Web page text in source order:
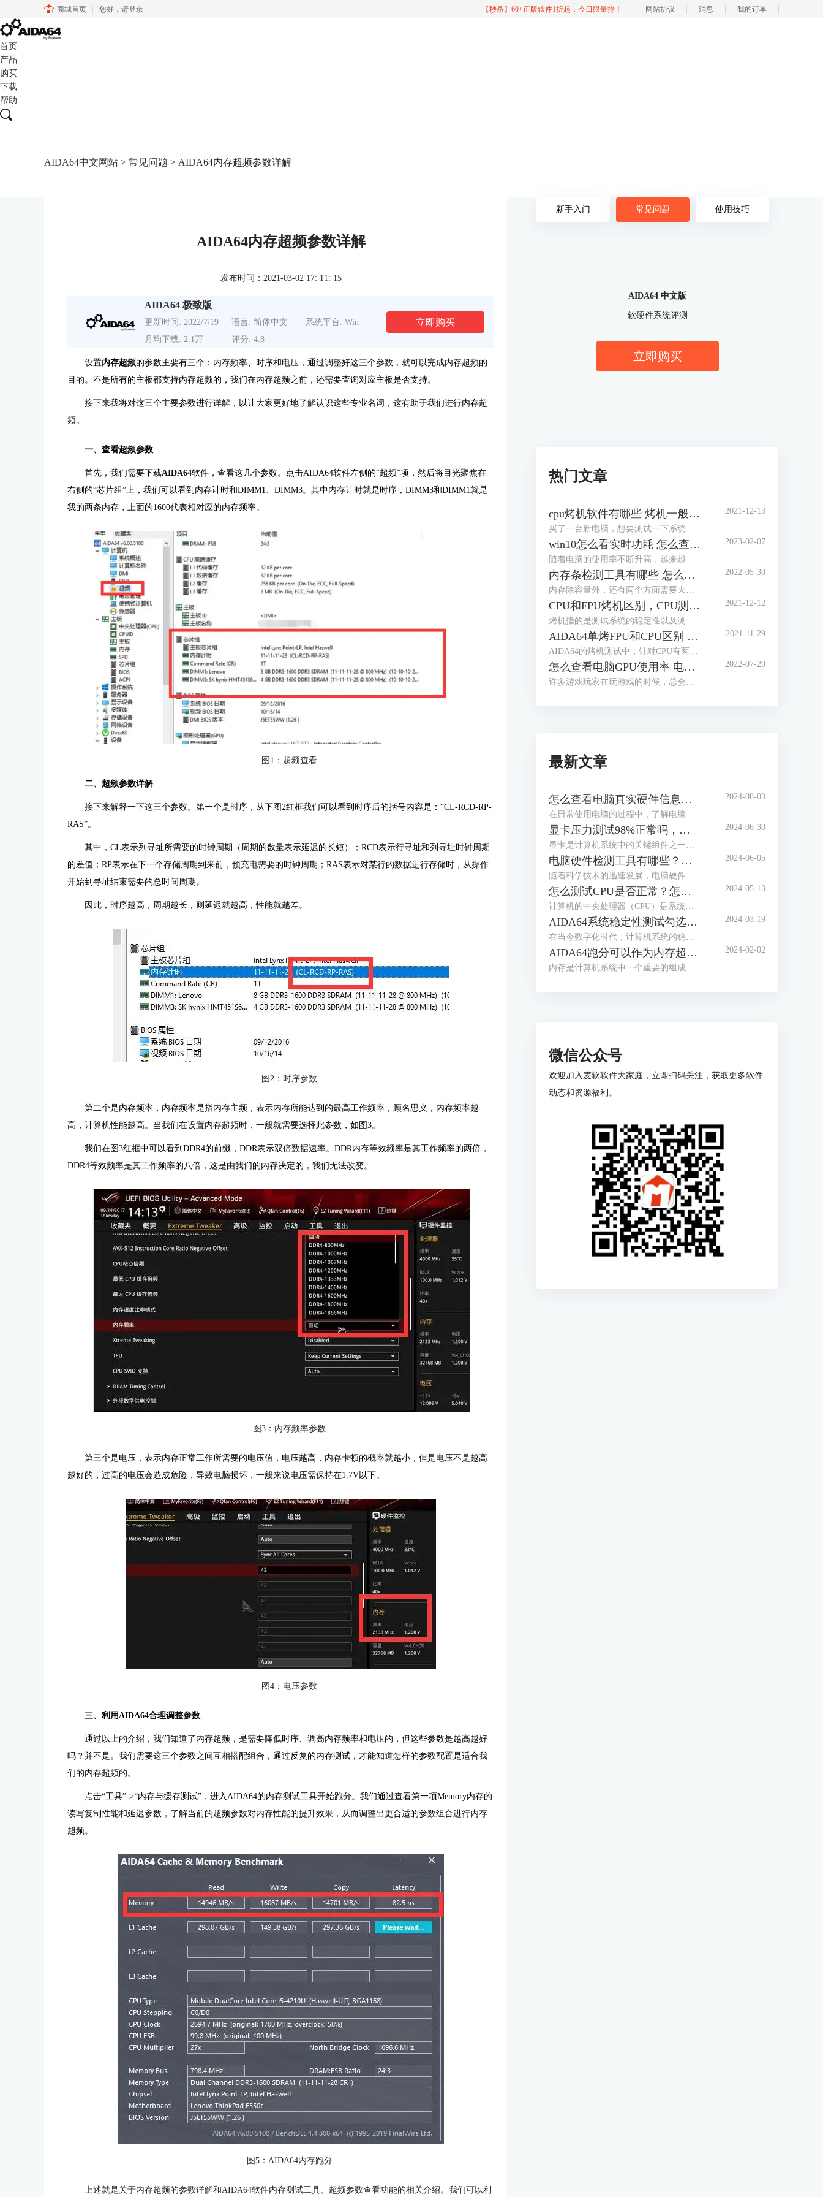
商城首页 您好， 请登录 【秒杀】60+正版软件1折起，今日限量抢！ 网站协议 消息 我的订单
首页
产品
购买
下载
帮助
AIDA64中文网站 > 常见问题 > AIDA64内存超频参数详解
AIDA64内存超频参数详解
发布时间：2021-03-02 17: 11: 15
AIDA64 极致版
更新时间: 2022/7/19 语言: 简体中文
系统平台: Win
月均下载: 2.1万
评分: 4.8
立即购买
设置内存超频的参数主要有三个：内存频率、时序和电压，通过调整好这三个参数，就可以完成内存超频的
目的。不是所有的主板都支持内存超频的，我们在内存超频之前，还需要查询对应主板是否支持。
接下来我将对这三个主要参数进行详解，以让大家更好地了解认识这些专业名词，这有助于我们进行内存超
频。
一、查看超频参数
首先，我们需要下载AIDA64软件，查看这几个参数。点击AIDA64软件左侧的“超频”项，然后将目光聚焦在
右侧的“芯片组”上，我们可以看到内存计时和DIMM1、DIMM3。其中内存计时就是时序，DIMM3和DIMM1就是
我的两条内存，上面的1600代表相对应的内存频率。
图1：超频查看
二、超频参数详解
接下来解释一下这三个参数。第一个是时序，从下图2红框我们可以看到时序后的括号内容是：“CL-RCD-RP-
RAS”。
其中，CL表示列寻址所需要的时钟周期（周期的数量表示延迟的长短）；RCD表示行寻址和列寻址时钟周期
的差值；RP表示在下一个存储周期到来前，预充电需要的时钟周期；RAS表示对某行的数据进行存储时，从操作
开始到寻址结束需要的总时间周期。
因此，时序越高，周期越长，则延迟就越高，性能就越差。
图2：时序参数
第二个是内存频率，内存频率是指内存主频 ，表示内存所能达到的最高工作频率，顾名思义，内存频率越
高，计算机性能越高。当我们在设置内存超频时，一般就需要选择此参数，如图3。
我们在图3红框中可以看到DDR4的前缀，DDR表示双倍数据速率。 DDR内存等效频率是其工作频率的两倍，
DDR4等效频率是其工作频率的八倍，这是由我们的内存决定的，我们无法改变。
图3：内存频率参数
第三个是电压，表示内存正常工作所需要的电压值，电压越高，内存卡顿的概率就越小，但是电压不是越高
越好的，过高的电压会造成危险，导致电脑损坏，一般来说电压需保持在1.7V以下。
图4：电压参数
三、利用AIDA64合理调整参数
通过以上的介绍，我们知道了内存超频，是需要降低时序、调高内存频率和电压的，但这些参数是越高越好
吗？并不是。我们需要这三个参数之间互相搭配组合，通过反复的内存测试，才能知道怎样的参数配置是适合我
们的内存超频的。
点击“工具”->“内存与缓存测试”，进入AIDA64的内存测试工具开始跑分。我们通过查看第一项Memory内存的
读写复制性能和延迟参数，了解当前的超频参数对内存性能的提升效果，从而调整出更合适的参数组合进行内存
超频。
图5：AIDA64内存跑分
上述就是关于内存超频的参数详解和AIDA64软件内存测试工具、超频参数查看功能的相关介绍。我们可以利
新手入门 常见问题 使用技巧
AIDA64 中文版
软硬件系统评测
立即购买
热门文章
cpu烤机软件有哪些 烤机一般用什么软件
买了一台新电脑，想要测试一下系统的稳定性，对于市场上眼花缭乱的烤机软件，许多网友不知道怎么选择，到底用哪一个软件好，那么小编就来为大家介绍一下烤机软件有哪些，烤机一般用什么软件，，希望可以帮助到网友们少走弯路。
2021-12-13
win10怎么看实时功耗 怎么查看CPU实时功耗
随着电脑的使用率不断升高，越来越多的人开始关心电脑的使用功耗，这有助于用户更好的了解电脑性能，那么应该怎么查看电脑的实时功耗呢？下面就让我们来了解一下win10怎么看实时功耗，怎么查看CPU实时功耗吧！
2023-02-07
内存条检测工具有哪些 怎么测试内存条性能好坏
内存除容量外，还有两个方面需要大家多多关注，一个是内存的读写速度，这与内存的代际，设计密切相关，另一个是内存的颗粒，这与内存能否超频运行密切相关，如何获取这些信息，我们需要借助工具软件，内存条检测工具有哪些？怎么测试内存条性能好坏，本文将分三个小节，向大家做简单介绍。
2022-05-30
CPU和FPU烤机区别，CPU测试FPU好还是CPU好
烤机指的是测试系统的稳定性以及测试电脑的一些极限参数，烤机也被分为单烤和双烤两种方式，其中单烤FPU是能够给电脑CPU最大压力的一种测试，电脑爱好者们通常都会单烤FPU来测试电脑CPU的极限温度。而在常用的烤机软件AIDA64当中明明有单烤CPU的选项，为什么不能直接单烤CPU呢？现在我们就来解答一下我们在烤机的时候究竟应该烤CPU还是FPU，以及烤CPU和FPU的区别，快来一起看看吧！
2021-12-12
AIDA64单烤FPU和CPU区别 ,aida64怎样算烤机通过
AIDA64的烤机测试中，针对CPU有两种不同的烤机方式：CPU压力测试和FPU压力测试。那么使用AIDA64单烤FPU和CPU区别是什么，这两种测试如何进行，分别针对什么应用场景，同时aida64怎样算烤机通过，阅读完本文后，相信各位读者心中都会有清晰的答案。
2021-11-29
怎么查看电脑GPU使用率 电脑GPU使用率多少正常
许多游戏玩家在玩游戏的时候，总会关注到电脑的GPU使用率，因为一但GPU使用率过高的话，就会造成游戏卡顿等现象，那么你知道怎么查看电脑GPU使用率吗？下面就让我们一起来了解一下关于怎么查看电脑GPU使用率，电脑GPU使用率多少正常的内容吧！
2022-07-29
最新文章
怎么查看电脑真实硬件信息，怎么查看电脑硬件内存
在日常使用电脑的过程中，了解电脑的硬件信息是解决问题、升级硬件或进行维护的关键步骤。通过查看电脑的真实硬件信息，我们可以了解处理器、内存、显卡等组件的详细信息，从而更好地了解电脑的性能和使用状况。接下来给大家介绍怎么查看电脑真实硬件信息，怎么查看电脑硬件内存。
2024-08-03
显卡压力测试98%正常吗，显卡压力测试98还能用多久
显卡是计算机系统中的关键组件之一，负责处理图形和图像计算任务。在使用计算机过程中，用户可能会进行显卡压力测试，以评估其性能和稳定性。下面来给大家介绍显卡压力测试98%正常吗，显卡压力测试98还能用多久的内容。
2024-06-30
电脑硬件检测工具有哪些？电脑硬件检测工具哪个好？
随着科学技术的迅速发展，电脑硬件也是处于日新月异的变化，为了充分发挥电脑的性能，我们通常需要使用专业的硬件检测工具。这些工具不仅可以帮助用户了解电脑硬件的状态，还能提供有效的优化建议。接下来给大家介绍电脑硬件检测工具有哪些，电脑硬件检测工具哪个好。
2024-06-05
怎么测试CPU是否正常？怎么测试CPU性能？
计算机的中央处理器（CPU）是系统的心脏，对其性能的影响至关重要。因此，CPU能否正常运转是一个电脑系统工作的关键，下面给大家介绍怎么测试CPU是否正常，怎么测试CPU性能的具体内容。
2024-05-13
AIDA64系统稳定性测试勾选哪几个？AIDA64系统稳定性测试要多久？
在当今数字化时代，计算机系统的稳定性对于用户体验和工作效率至关重要。AIDA64是一款强大的系统测试工具，通过其系统稳定性测试功能，用户能够全面评估计算机的性能和稳定性。而在进行AIDA64软件进行系统稳定性测试时，选择合适的项目十分重要，下面给大家介绍AIDA64系统稳定性测试勾选哪几个，AIDA64系统稳定性测试要多久的具体内容。
2024-03-19
AIDA64跑分可以作为内存超频依据么 为什么内存跑分低
内存是计算机系统中一个重要的组成部分，其性能直接影响着整个系统的运行效率。为了更好地优化和评估内存系统的性能，人们设计了内存基准测试这一方法。内存基准测试通过设计不同的测试场景和工作负载，来模拟和衡量实际应用场景下内存的各种性能指标，从而为内存系统的优化提供依据。那AIDA64跑分可以作为内存超频依据么？为什么内存跑分低，本文向大家作简单介绍。
2024-02-02
微信公众号
欢迎加入麦软软件大家庭，立即扫码关注，获取更多软件
动态和资源福利。